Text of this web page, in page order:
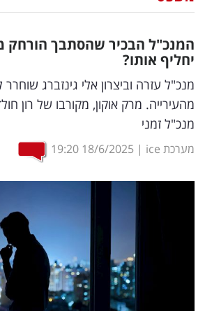
דיגיטל
וטק
שיווק
ופרסום
המנכ"ל הבכיר שהסתבך הורחק
יחליף אותו?
מנכ"ל עזרה וביצרון אלי גינזברג
מהעירייה. מרק אוקון, מקורבו של רון
מנכ"ל זמני
מערכת ice |
18/6/2025
19:20